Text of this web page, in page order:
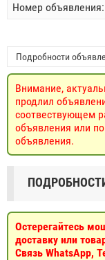
Номер объявления:
Подробности
Внимание,
продлил
соотвествующем
объявления или
объявления.
Остерегайтесь
доставку или
Связь WhatsApp,